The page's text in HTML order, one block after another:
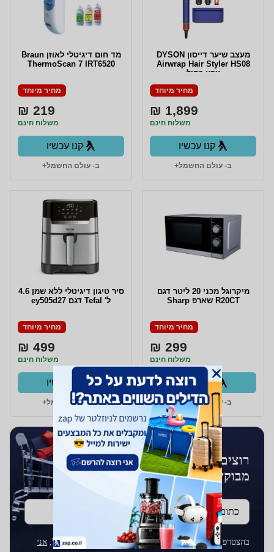
מעצב שיער דייסון DYSON
Airwrap Hair Styler HS08
צבע כחול
מחיר מיוחד
1,899 ₪
משלוח חינם
קנו עכשיו
ב- עולם החשמל+
מד חום דיגיטלי לאוזן Braun
ThermoScan 7 IRT6520
מחיר מיוחד
219 ₪
משלוח חינם
קנו עכשיו
ב- עולם החשמל+
מיקרוגל מכני ‏20 ‏ליטר דגם
R20CT שארפ Sharp
מחיר מיוחד
299 ₪
משלוח חינם
קנו עכשיו
ב- עולם החשמל+
סיר טיגון דיגיטלי ללא שמן 4.6
ל' Tefal דגם ey505d27
מחיר מיוחד
499 ₪
משלוח חינם
קנו עכשיו
ב- עולם החשמל+
רוצים לקבל עדכונים על מוצרים
מבוקשים?
כתובת דוא''ל
בהצטרפותך לרשימת התפוצה על ידי הכנסת כתובת הדוא"ל, אני